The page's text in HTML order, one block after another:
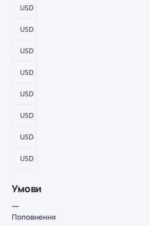
USD
USD
USD
USD
USD
USD
USD
USD
Умови
—
Поповнення